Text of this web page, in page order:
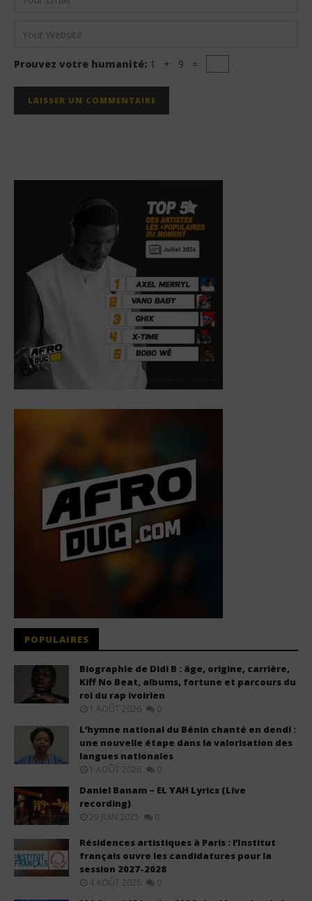
Prouvez votre humanité: 1 + 9 =
POPULAIRES
Biographie de Didi B : âge, origine, carrière,
Kiff No Beat, albums, fortune et parcours du
roi du rap ivoirien
1 AOÛT 2026 0
L’hymne national du Bénin chanté en dendi :
une nouvelle étape dans la valorisation des
langues nationales
1 AOÛT 2026 0
Daniel Banam – EL YAH Lyrics (Live
recording)
29 JUIN 2025 0
Résidences artistiques à Paris : l’Institut
français ouvre les candidatures pour la
session 2027-2028
4 AOÛT 2026 0